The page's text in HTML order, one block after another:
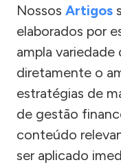
Nossos Artigos
elaborados por
ampla
diretamente o
estratégias de
de gestão
conteúdo
ser aplicado